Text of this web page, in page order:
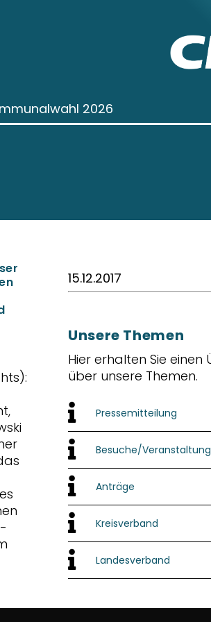
2026
15.12.2017
Unsere Themen
Hier erhalten Sie einen
über unsere Themen.
Pressemitteilung
Besuche/
Anträge
Kreisverband
Landesverband